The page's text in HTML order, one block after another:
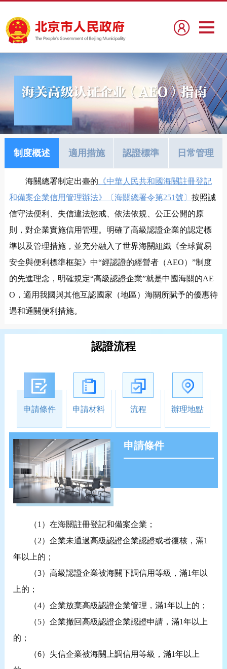
制度概述 適用措施 認證標準 日常管理
海關總署制定出臺的 《中華人民共和國海關註冊登記
和備案企業信用管理辦法》〔海關總署令第251號〕 按照誠
信守法便利、失信違法懲戒、依法依規、公正公開的原
則，對企業實施信用管理。明確了高級認證企業的認定標
準以及管理措施，並充分融入了世界海關組織《全球貿易
安全與便利標準框架》中“經認證的經營者（AEO）”制度
的先進理念，明確規定“高級認證企業”就是中國海關的AE
O，適用我國與其他互認國家（地區）海關所賦予的優惠待
遇和通關便利措施。
認證流程
申請條件 申請材料 流程 辦理地點
申請條件
（1）在海關註冊登記和備案企業；
（2）企業未通過高級認證企業認證或者復核，滿1
年以上的；
（3）高級認證企業被海關下調信用等級，滿1年以
上的；
（4）企業放棄高級認證企業管理，滿1年以上的；
（5）企業撤回高級認證企業認證申請，滿1年以上
的；
（6）失信企業被海關上調信用等級，滿1年以上